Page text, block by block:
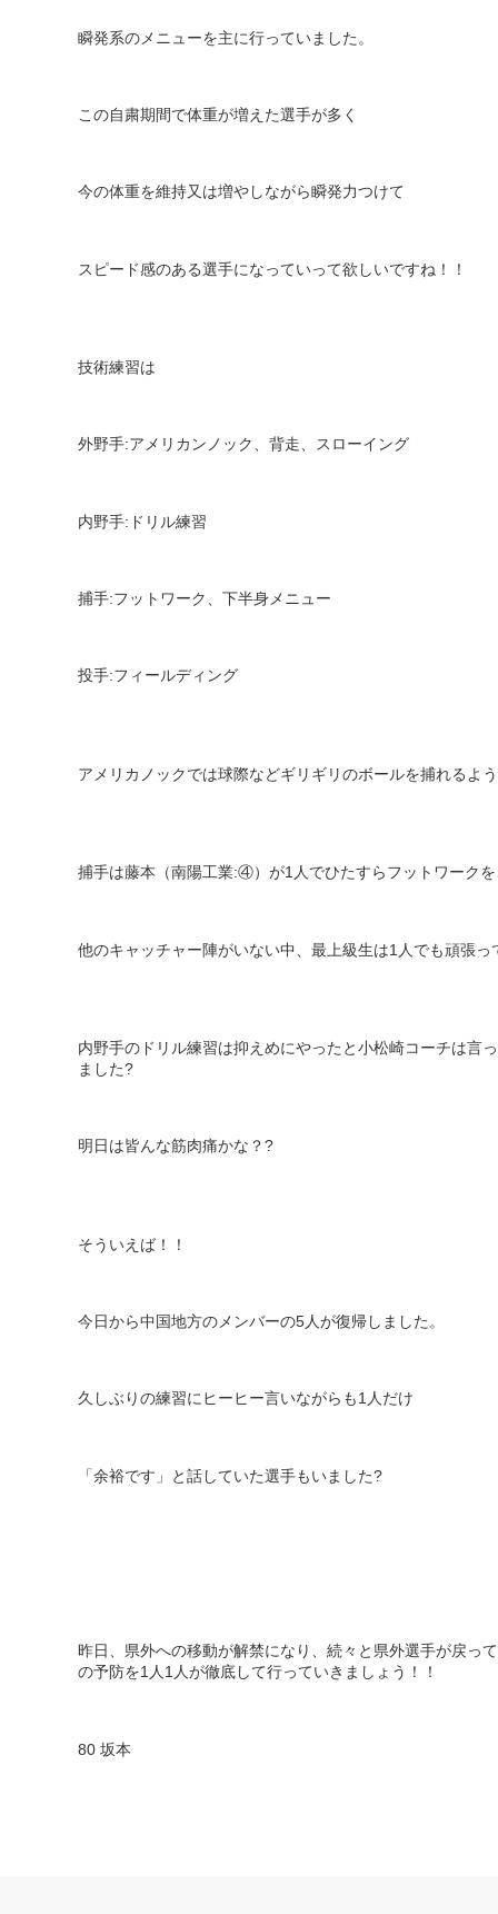
瞬発系のメニューを主に行っていました。
この自粛期間で体重が増えた選手が多く
今の体重を維持又は増やしながら瞬発力つけて
スピード感のある選手になっていって欲しいですね！！
技術練習は
外野手:アメリカンノック、背走、スローイング
内野手: ドリル練習
捕手:フットワーク、下半身メニュー
投手:フィールディング
アメリカノックでは球際などギリギリのボールを捕れるよ
捕手は藤本（南陽工業:④）が1 人でひたすらフットワーク
他のキャッチャー陣がいない中、最上級生は1 人でも頑張っ
内野手のドリル練習は抑えめにやったと小松崎コーチは言
ました?
明日は皆んな筋肉痛かな？?
そういえば！！
今日から中国地方のメンバーの5人が復帰しました。
久しぶりの練習にヒーヒー言いながらも1人だけ
「余裕です」と話していた選手もいました?
昨日、県外への移動が解禁になり、続々と県外選手が戻っ
の予防を1人1人が徹底して行っていきましょう！！
80 坂本